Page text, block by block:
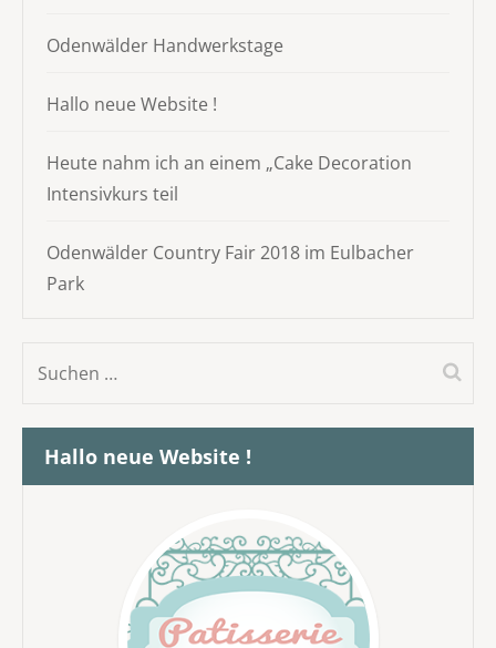
Odenwälder Handwerkstage
Hallo neue Website !
Heute nahm ich an einem „Cake Decoration
Intensivkurs teil
Odenwälder Country Fair 2018 im Eulbacher
Park
Suchen
Hallo neue Website !